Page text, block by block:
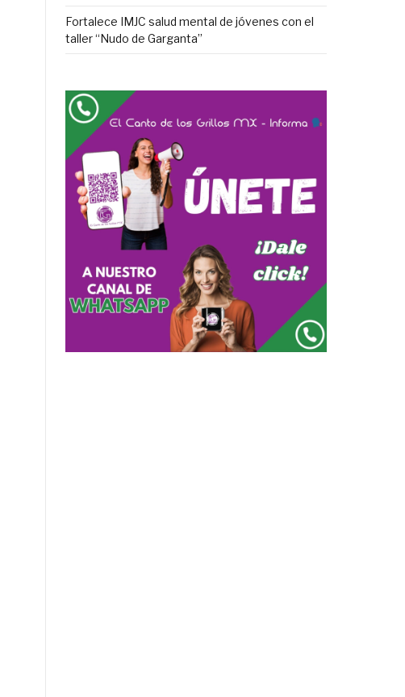
Fortalece IMJC salud mental de jóvenes con el
taller “Nudo de Garganta”